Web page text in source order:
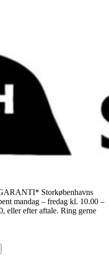
Storkøbenhavns
mandag – fredag kl. 10.00 –
eller efter aftale. Ring gerne